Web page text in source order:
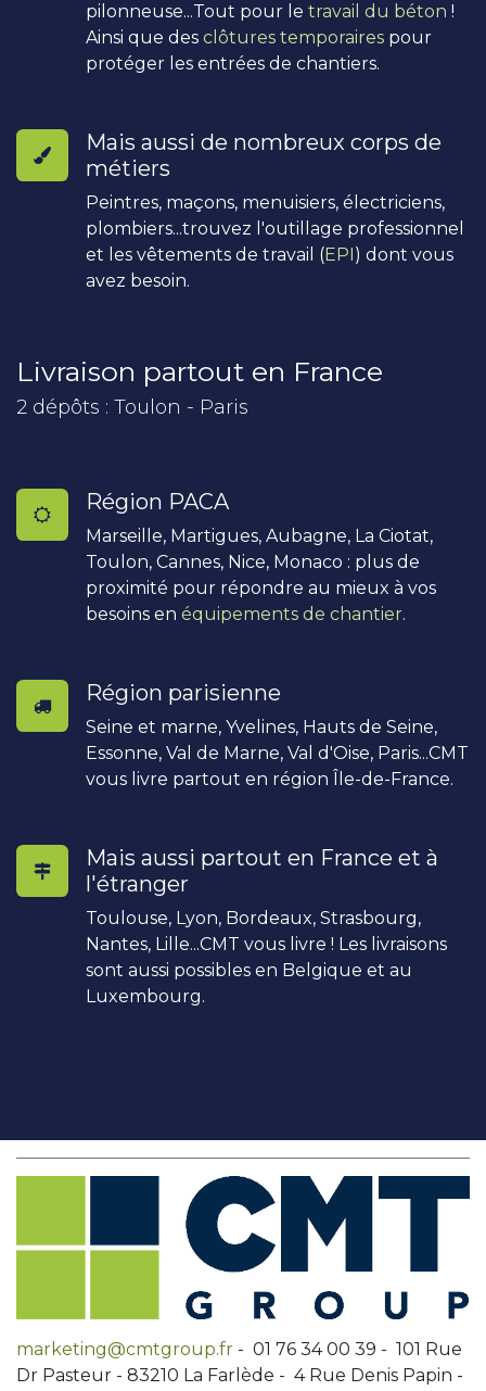
pilonneuse...Tout pour le travail du béton !
Ainsi que des clôtures temporaires pour
protéger les entrées de chantiers.
Mais aussi de nombreux corps de
métiers
Peintres, maçons, menuisiers, électriciens,
plombiers...trouvez l'outillage professionnel
et les vêtements de travail (EPI) dont vous
avez besoin.
Livraison partout en France
2 dépôts : Toulon - Paris
Région PACA
Marseille, Martigues, Aubagne, La Ciotat,
Toulon, Cannes, Nice, Monaco : plus de
proximité pour répondre au mieux à vos
besoins en équipements de chantier.
Région parisienne
Seine et marne, Yvelines, Hauts de Seine,
Essonne, Val de Marne, Val d'Oise, Paris...CMT
vous livre partout en région Île-de-France.
Mais aussi partout en France et à
l'étranger
Toulouse, Lyon, Bordeaux, Strasbourg,
Nantes, Lille...CMT vous livre ! Les livraisons
sont aussi possibles en Belgique et au
Luxembourg.
marketing@cmtgroup.fr - 01 76 34 00 39 - 101 Rue
Dr Pasteur - 83210 La Farlède - 4 Rue Denis Papin -